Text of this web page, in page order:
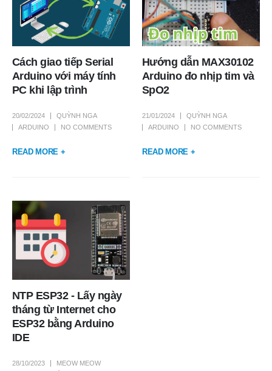
Cách giao tiếp Serial
Arduino với máy tính
PC khi lập trình
20/02/2024
QUỲNH NGA
ARDUINO
NO COMMENTS
READ MORE +
Hướng dẫn MAX30102
Arduino đo nhịp tim và
SpO2
21/01/2024
QUỲNH NGA
ARDUINO
NO COMMENTS
READ MORE +
NTP ESP32 - Lấy ngày
tháng từ Internet cho
ESP32 bằng Arduino
IDE
28/10/2023
MEOW MEOW